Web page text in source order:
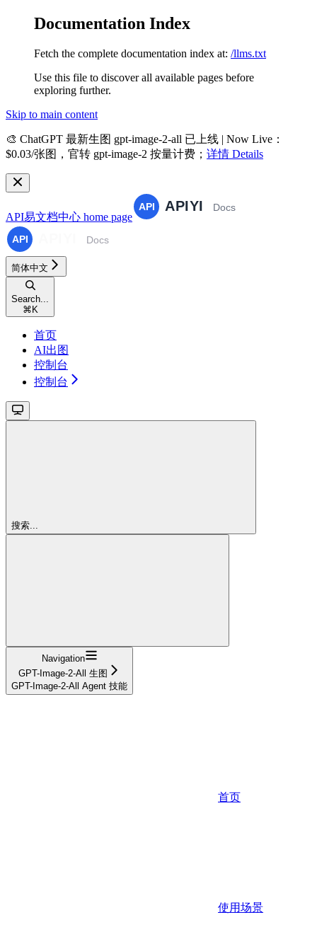
Documentation Index
Fetch the complete documentation index at: /llms.txt
Use this file to discover all available pages before
exploring further.
Skip to main content
🎨 ChatGPT 最新生图 gpt-image-2-all 已上线 | Now Live ：
$0.03/张图，官转 gpt-image-2 按量计费； 详情 Details
API易文档中心 home page
简体中文
Search...
⌘ K
首页
AI出图
控制台
控制台
搜索...
Navigation
GPT-Image-2-All 生图
GPT-Image-2-All Agent 技能
首页
使用场景